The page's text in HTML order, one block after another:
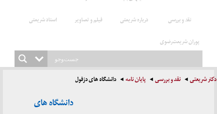
نقد و بررسی
درباره شریعتی فیلم و تصاویر
استاد شریعتی
پوران شریعت‌رضوی
دکتر شریعتی نقد و بررسی پایان نامه دانشگاه های دزفول
دانشگاه های